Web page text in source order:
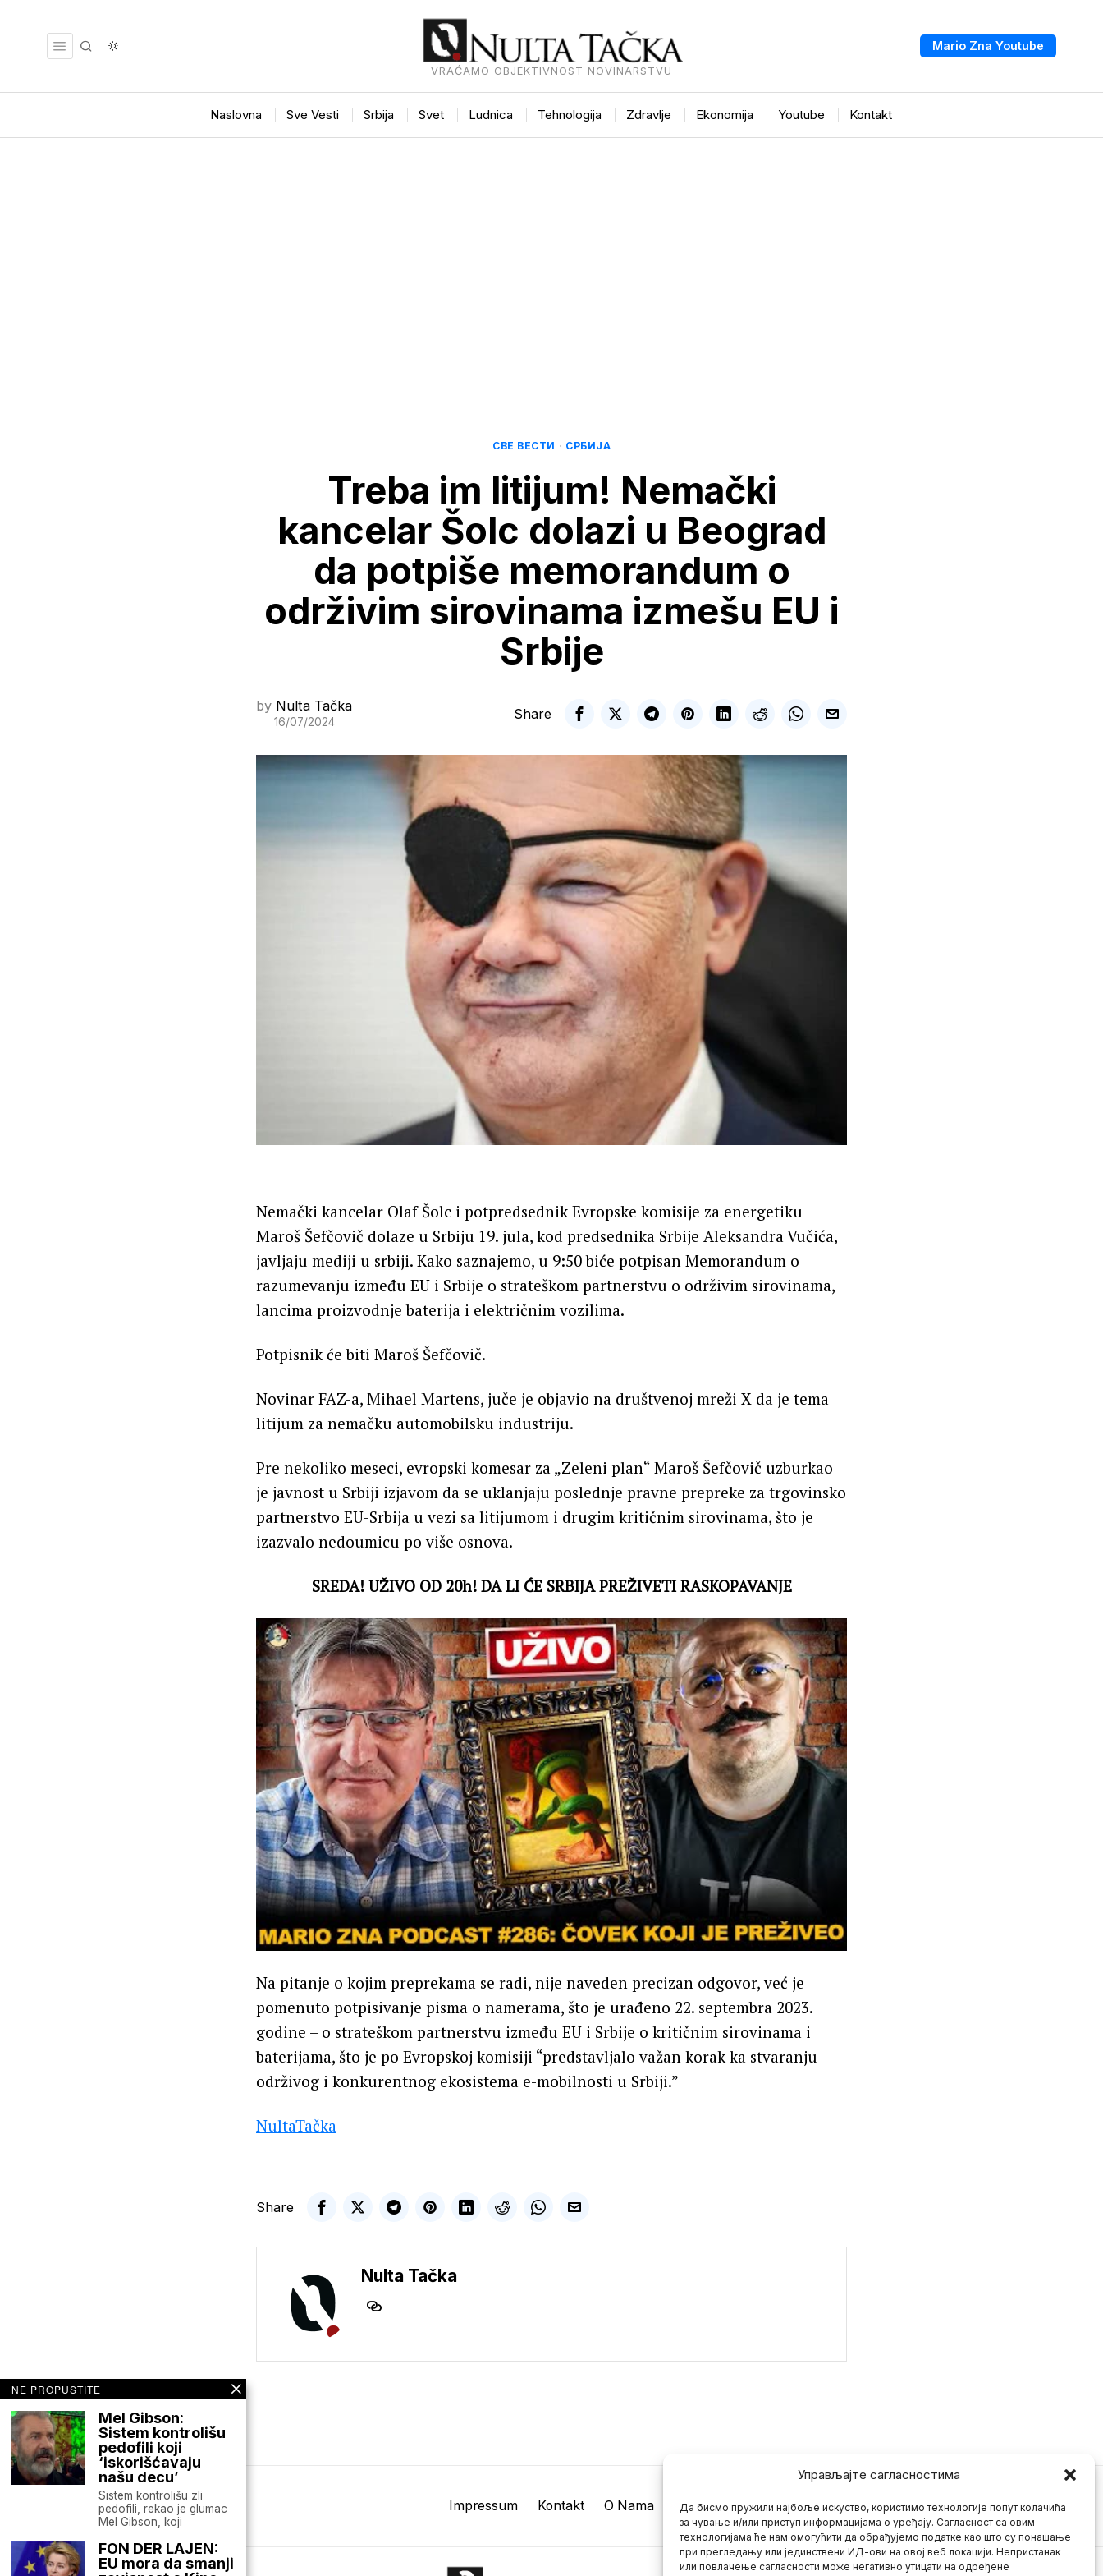
Управљајте сагласностима
Да бисмо пружили најбоље искуство, користимо технологије попут колачића
за чување и/или приступ информацијама о уређају. Сагласност са овим
технологијама ће нам омогућити да обрађујемо податке као што су понашање
при прегледању или јединствени ИД-ови на овој веб локацији. Непристанак
или повлачење сагласности може негативно утицати на одређене
VRAĆAMO OBJEKTIVNOST NOVINARSTVU
Mario Zna Youtube
Naslovna Sve Vesti Srbija Svet Ludnica Tehnologija Zdravlje Ekonomija Youtube Kontakt
СВЕ ВЕСТИ · СРБИЈА
Treba im litijum! Nemački
kancelar Šolc dolazi u Beograd
da potpiše memorandum o
održivim sirovinama izmešu EU i
Srbije
by Nulta Tačka
16/07/2024
Share
Nemački kancelar Olaf Šolc i potpredsednik Evropske komisije za energetiku
Maroš Šefčovič dolaze u Srbiju 19. jula, kod predsednika Srbije Aleksandra Vučića,
javljaju mediji u srbiji. Kako saznajemo, u 9:50 biće potpisan Memorandum o
razumevanju između EU i Srbije o strateškom partnerstvu o održivim sirovinama,
lancima proizvodnje baterija i električnim vozilima.
Potpisnik će biti Maroš Šefčovič.
Novinar FAZ-a, Mihael Martens, juče je objavio na društvenoj mreži X da je tema
litijum za nemačku automobilsku industriju.
Pre nekoliko meseci, evropski komesar za „Zeleni plan“ Maroš Šefčovič uzburkao
je javnost u Srbiji izjavom da se uklanjaju poslednje pravne prepreke za trgovinsko
partnerstvo EU-Srbija u vezi sa litijumom i drugim kritičnim sirovinama, što je
izazvalo nedoumicu po više osnova.
SREDA! UŽIVO OD 20h! DA LI ĆE SRBIJA PREŽIVETI RASKOPAVANJE
Na pitanje o kojim preprekama se radi, nije naveden precizan odgovor, već je
pomenuto potpisivanje pisma o namerama, što je urađeno 22. septembra 2023.
godine – o strateškom partnerstvu između EU i Srbije o kritičnim sirovinama i
baterijama, što je po Evropskoj komisiji “predstavljalo važan korak ka stvaranju
održivog i konkurentnog ekosistema e-mobilnosti u Srbiji.”
NultaTačka
Share
Nulta Tačka
Mario zna Youtube Impressum Kontakt O Nama
NE PROPUSTITE
Mel Gibson:
Sistem kontrolišu
pedofili koji
‘iskorišćavaju
našu decu’
Sistem kontrolišu zli
pedofili, rekao je glumac
Mel Gibson, koji
FON DER LAJEN:
EU mora da smanji